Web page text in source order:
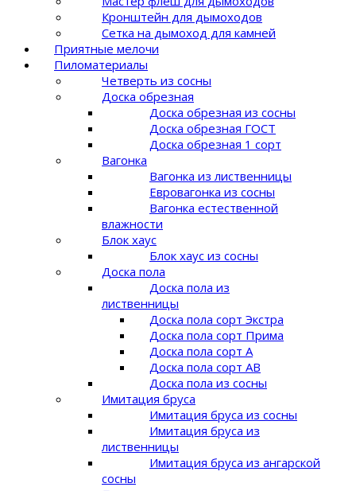
Кронштейн для дымоходов
Сетка на дымоход для камней
Приятные мелочи
Пиломатериалы
Четверть из сосны
Доска обрезная
Доска обрезная из сосны
Доска обрезная ГОСТ
Доска обрезная 1 сорт
Вагонка
Вагонка из лиственницы
Евровагонка из сосны
Вагонка естественной
влажности
Блок хаус
Блок хаус из сосны
Доска пола
Доска пола из
лиственницы
Доска пола сорт Экстра
Доска пола сорт Прима
Доска пола сорт A
Доска пола сорт AB
Доска пола из сосны
Имитация бруса
Имитация бруса из сосны
Имитация бруса из
лиственницы
Имитация бруса из ангарской
сосны